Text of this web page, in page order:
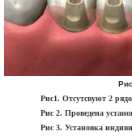
Рис
Рис1. Отсутсвуют 2
Рис 2. Проведена
Рис 3. Установка